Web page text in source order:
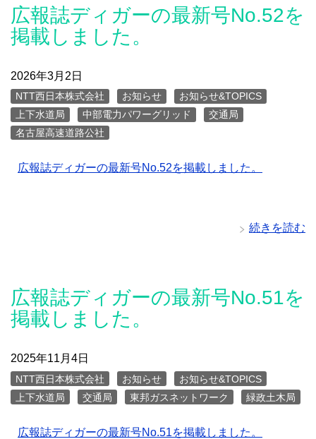
広報誌ディガーの最新号No.52を
掲載しました。
2026年3月2日
NTT西日本株式会社 お知らせ
お知らせ&TOPICS
上下水道局
中部電力パワーグリッド
交通局
名古屋高速道路公社
広報誌ディガーの最新号No.52を掲載しました。
続きを読む
広報誌ディガーの最新号No.51を
掲載しました。
2025年11月4日
NTT西日本株式会社 お知らせ
お知らせ&TOPICS
上下水道局
交通局 東邦ガスネットワーク 緑政土木局
広報誌ディガーの最新号No.51を掲載しました。